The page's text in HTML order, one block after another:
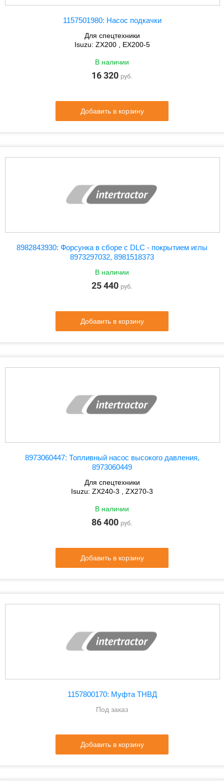
1157501980: Насос подкачки
Для спецтехники
Isuzu: ZX200 , EX200-5
В наличии
16 320 руб.
Добавить в корзину
8982843930: Форсунка в сборе с DLC - покрытием иглы
8973297032, 8981518373
В наличии
25 440 руб.
Добавить в корзину
8973060447: Топливный насос высокого давления,
8973060449
Для спецтехники
Isuzu: ZX240-3 , ZX270-3
В наличии
86 400 руб.
Добавить в корзину
1157800170: Муфта ТНВД
Под заказ
Добавить в корзину